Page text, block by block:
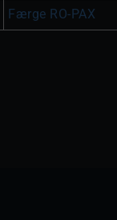
Færge RO-PAX